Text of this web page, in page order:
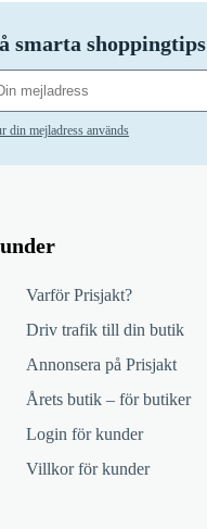
smarta
din mejladress används
Varför Prisjakt?
Driv trafik till din butik
Annonsera på Prisjakt
Årets butik – för butiker
Login för kunder
Villkor för kunder